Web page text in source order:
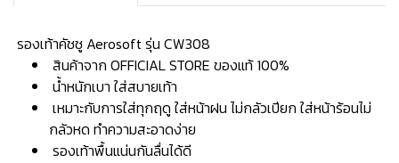
️ รองเท้าคัชชู Aerosoft รุ่น CW308
สินค้าจาก OFFICIAL STORE ของแท้ 100%
น้ำหนักเบา ใส่สบายเท้า
เหมาะกับการใส่ทุกฤดู ใส่หน้าฝน ไม่กลัวเปียก ใส่หน้าร้อนไม่
กลัวหด ทำความสะอาดง่าย
รองเท้าพื้นแน่นกันลื่นได้ดี